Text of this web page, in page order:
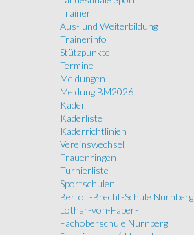
Trainer
Aus- und Weiterbildung
Trainerinfo
Stützpunkte
Termine
Meldungen
Meldung BM2026
Kader
Kaderliste
Kaderrichtlinien
Vereinswechsel
Frauenringen
Turnierliste
Sportschulen
Bertolt-Brecht-Schule Nürnberg
Lothar-von-Faber-
Fachoberschule Nürnberg